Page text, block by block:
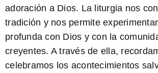
adoración a Dios. La liturgia nos
tradición y nos permite
profunda con Dios y con la
creyentes. A través de ella,
celebramos los acontecimientos